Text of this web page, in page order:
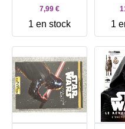
Confiance
7,99 €
1 en stock 1